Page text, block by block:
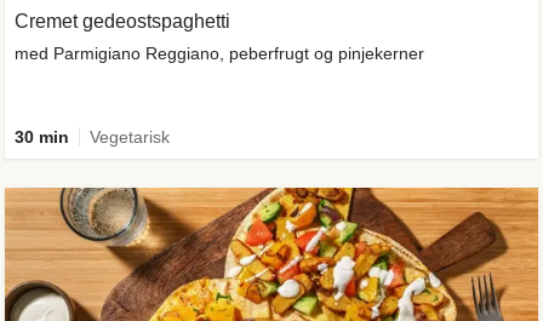
Cremet gedeostspaghetti
med Parmigiano Reggiano, peberfrugt og pinjekerner
30 min Vegetarisk